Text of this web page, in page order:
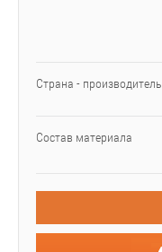
Страна - производитель
Состав материала